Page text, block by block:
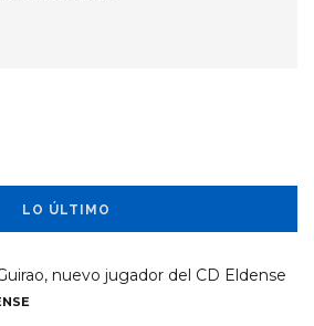
LO ÚLTIMO
nuevo jugador del CD Eldense